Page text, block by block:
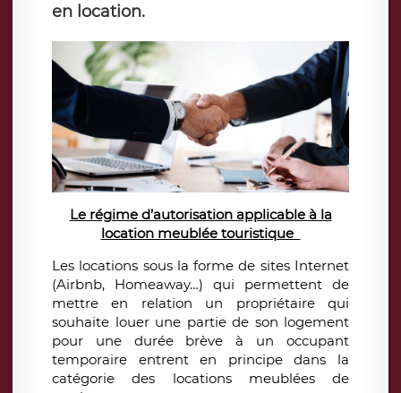
en location.
Le régime d’autorisation applicable à la
location meublée touristique
Les locations sous la forme de sites Internet
(Airbnb, Homeaway…) qui permettent de
mettre en relation un propriétaire qui
souhaite louer une partie de son logement
pour une durée brève à un occupant
temporaire entrent en principe dans la
catégorie des locations meublées de